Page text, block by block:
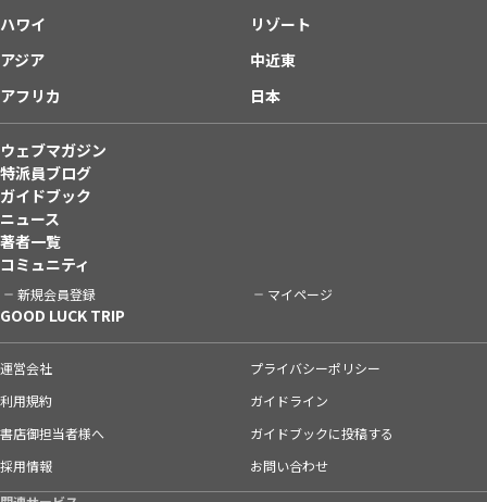
ハワイ
リゾート
アジア
中近東
アフリカ
日本
ウェブマガジン
特派員ブログ
ガイドブック
ニュース
著者一覧
コミュニティ
新規会員登録 マイページ
GOOD LUCK TRIP
運営会社
プライバシーポリシー
利用規約
ガイドライン
書店御担当者様へ
ガイドブックに投稿する
採用情報
お問い合わせ